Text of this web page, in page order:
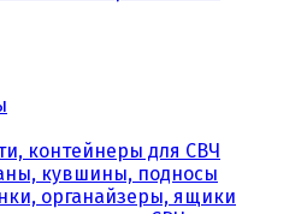
контейнеры для СВЧ
кувшины, подносы
органайзеры, ящики